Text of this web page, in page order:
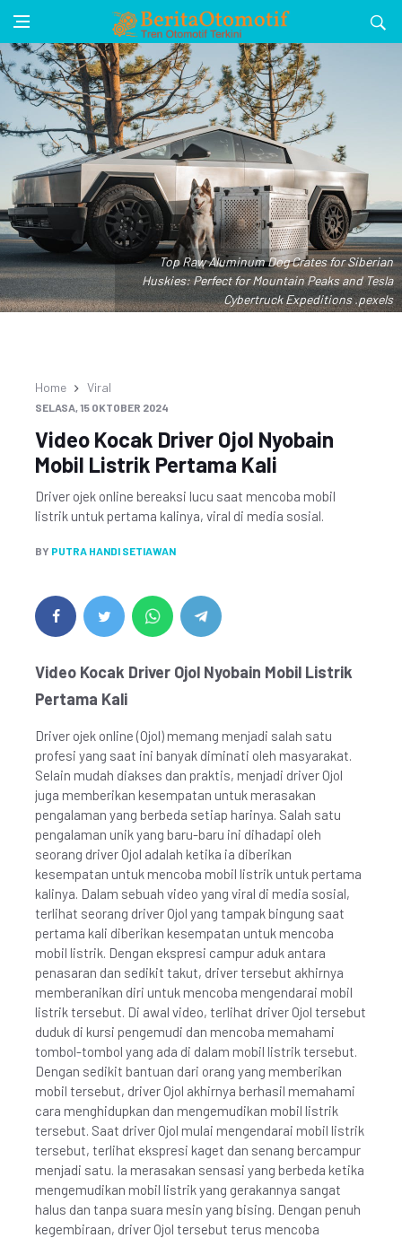
Top Raw Aluminum Dog Crates for Siberian
Huskies: Perfect for Mountain Peaks and Tesla
Cybertruck Expeditions .pexels
Home Viral
SELASA, 15 OKTOBER 2024
Video Kocak Driver Ojol Nyobain
Mobil Listrik Pertama Kali
Driver ojek online bereaksi lucu saat mencoba mobil
listrik untuk pertama kalinya, viral di media sosial.
BY PUTRA HANDI SETIAWAN
Video Kocak Driver Ojol Nyobain Mobil Listrik
Pertama Kali
Driver ojek online (Ojol) memang menjadi salah satu
profesi yang saat ini banyak diminati oleh masyarakat.
Selain mudah diakses dan praktis, menjadi driver Ojol
juga memberikan kesempatan untuk merasakan
pengalaman yang berbeda setiap harinya. Salah satu
pengalaman unik yang baru-baru ini dihadapi oleh
seorang driver Ojol adalah ketika ia diberikan
kesempatan untuk mencoba mobil listrik untuk pertama
kalinya. Dalam sebuah video yang viral di media sosial,
terlihat seorang driver Ojol yang tampak bingung saat
pertama kali diberikan kesempatan untuk mencoba
mobil listrik. Dengan ekspresi campur aduk antara
penasaran dan sedikit takut, driver tersebut akhirnya
memberanikan diri untuk mencoba mengendarai mobil
listrik tersebut. Di awal video, terlihat driver Ojol tersebut
duduk di kursi pengemudi dan mencoba memahami
tombol-tombol yang ada di dalam mobil listrik tersebut.
Dengan sedikit bantuan dari orang yang memberikan
mobil tersebut, driver Ojol akhirnya berhasil memahami
cara menghidupkan dan mengemudikan mobil listrik
tersebut. Saat driver Ojol mulai mengendarai mobil listrik
tersebut, terlihat ekspresi kaget dan senang bercampur
menjadi satu. Ia merasakan sensasi yang berbeda ketika
mengemudikan mobil listrik yang gerakannya sangat
halus dan tanpa suara mesin yang bising. Dengan penuh
kegembiraan, driver Ojol tersebut terus mencoba